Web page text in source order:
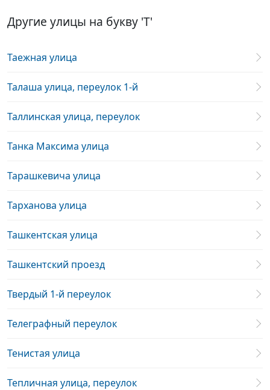
Другие улицы на букву 'Т'
Таежная улица
Талаша улица, переулок 1-й
Таллинская улица, переулок
Танка Максима улица
Тарашкевича улица
Тарханова улица
Ташкентская улица
Ташкентский проезд
Твердый 1-й переулок
Телеграфный переулок
Тенистая улица
Тепличная улица, переулок